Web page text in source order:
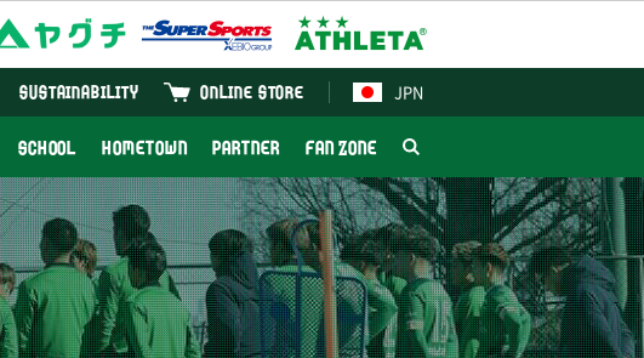
JPN
ONLINE STORE
SUSTAINABILITY
SCHOOL HOMETOWN PARTNER FAN ZONE